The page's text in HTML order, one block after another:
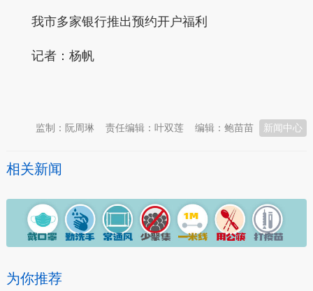
我市多家银行推出预约开户福利
记者：杨帆
新闻中心
编辑：鲍苗苗
责任编辑：叶双莲
监制：阮周琳
相关新闻
为你推荐